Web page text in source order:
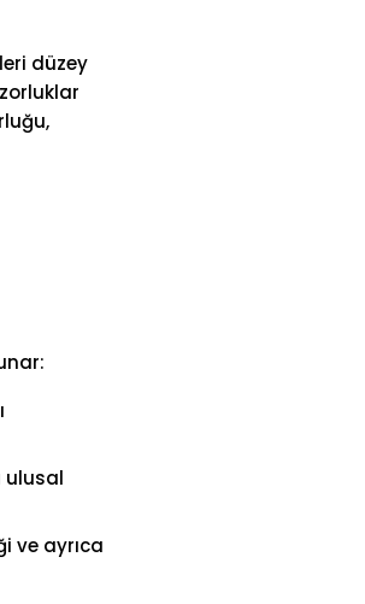
düzey
ulusal
ve ayrıca